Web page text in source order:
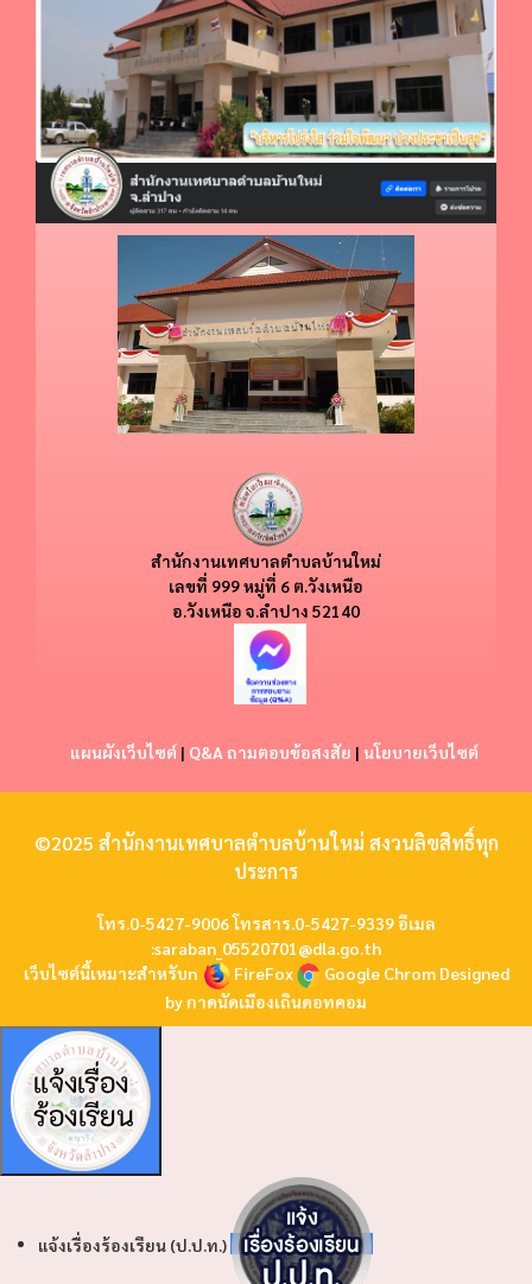
สำนักงานเทศบาลตำบลบ้านใหม่
​​เลขที่ 999 หมู่ที่ 6 ต.วังเหนือ
อ.วังเหนือ จ.ลำปาง 52140
แผนผังเว็บไซต์ | Q&A ถามตอบข้อสงสัย | นโยบายเว็บไซต์
©2025 สำนักงานเทศบาลตำบลบ้านใหม่ สงวนลิขสิทธิ์ทุก
ประการ
โทร.0-5427-9006 โทรสาร.0-5427-9339 อีเมล
:saraban_05520701@dla.go.th
เว็บไซต์นี้เหมาะสำหรับn
FireFox Google Chrom Designed
byกาดนัดเมืองเถินดอทคอม
แจ้งเรื่องร้องเรียน (ป.ป.ท.)